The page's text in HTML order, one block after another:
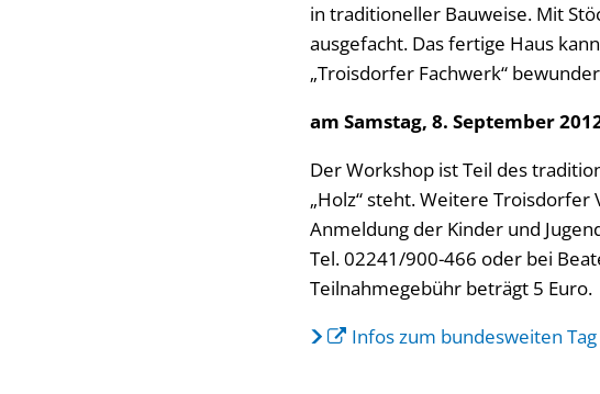
in traditioneller Bauweise. Mit
ausgefacht. Das fertige Haus
„Troisdorfer Fachwerk“
am Samstag, 8. September
Der Workshop ist Teil des
„Holz“ steht. Weitere
Anmeldung der Kinder und
Tel. 02241/900-466 oder bei
Teilnahmegebühr beträgt 5 Euro.
Infos zum bundesweiten